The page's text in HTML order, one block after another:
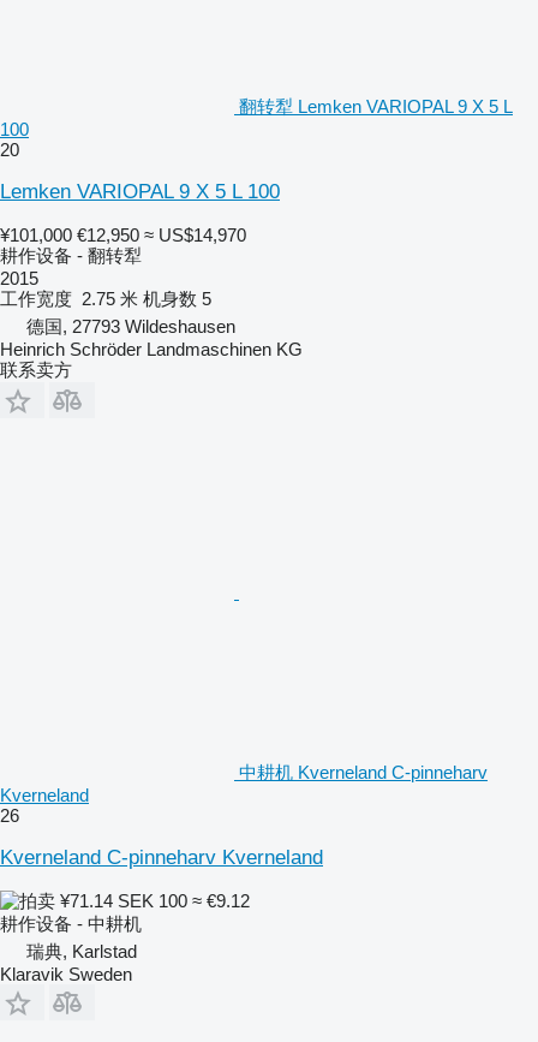
翻转犁 Lemken VARIOPAL 9 X 5 L
100
20
Lemken VARIOPAL 9 X 5 L 100
¥101,000 €12,950 ≈ US$14,970
耕作设备 - 翻转犁
2015
工作宽度 2.75 米 机身数 5
德国, 27793 Wildeshausen
Heinrich Schröder Landmaschinen KG
联系卖方
中耕机 Kverneland C-pinneharv
Kverneland
26
Kverneland C-pinneharv Kverneland
¥71.14 SEK 100 ≈ €9.12
耕作设备 - 中耕机
瑞典, Karlstad
Klaravik Sweden